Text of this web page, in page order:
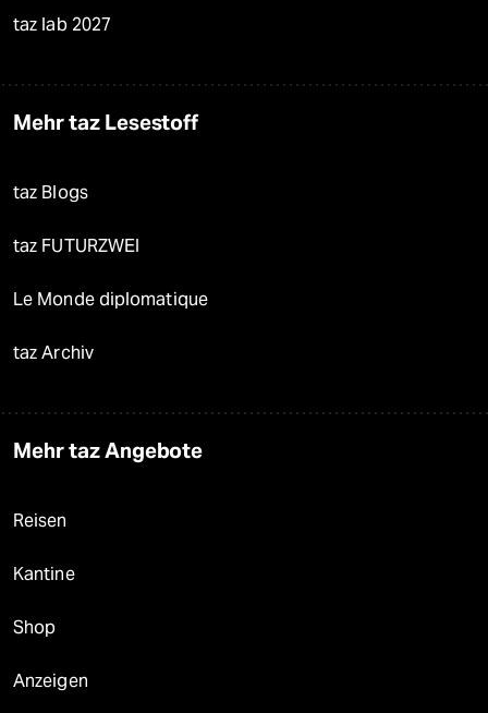
taz lab 2027
Mehr taz Lesestoff
taz Blogs
taz FUTURZWEI
Le Monde diplomatique
taz Archiv
Mehr taz Angebote
Reisen
Kantine
Shop
Anzeigen